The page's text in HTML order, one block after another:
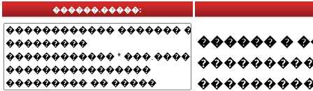
������.�����:
������ �